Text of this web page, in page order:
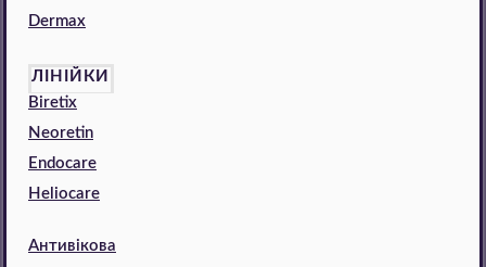
Dermax
ЛІНІЙКИ
Biretix
Neoretin
Endocare
Heliocare
Антивікова